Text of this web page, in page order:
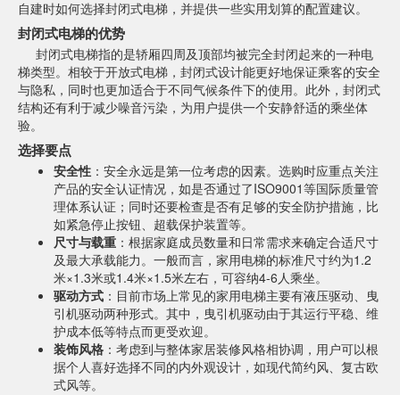
自建时如何选择封闭式电梯，并提供一些实用划算的配置建议。
封闭式电梯的优势
封闭式电梯指的是轿厢四周及顶部均被完全封闭起来的一种电
梯类型。相较于开放式电梯，封闭式设计能更好地保证乘客的安全
与隐私，同时也更加适合于不同气候条件下的使用。此外，封闭式
结构还有利于减少噪音污染，为用户提供一个安静舒适的乘坐体
验。
选择要点
安全性 ：安全永远是第一位考虑的因素。选购时应重点关注
产品的安全认证情况，如是否通过了ISO9001等国际质量管
理体系认证；同时还要检查是否有足够的安全防护措施，比
如紧急停止按钮、超载保护装置等。
尺寸与载重 ：根据家庭成员数量和日常需求来确定合适尺寸
及最大承载能力。一般而言，家用电梯的标准尺寸约为1.2
米×1.3米或1.4米×1.5米左右，可容纳4-6人乘坐。
驱动方式 ：目前市场上常见的家用电梯主要有液压驱动、曳
引机驱动两种形式。其中，曳引机驱动由于其运行平稳、维
护成本低等特点而更受欢迎。
装饰风格 ：考虑到与整体家居装修风格相协调，用户可以根
据个人喜好选择不同的内外观设计，如现代简约风、复古欧
式风等。